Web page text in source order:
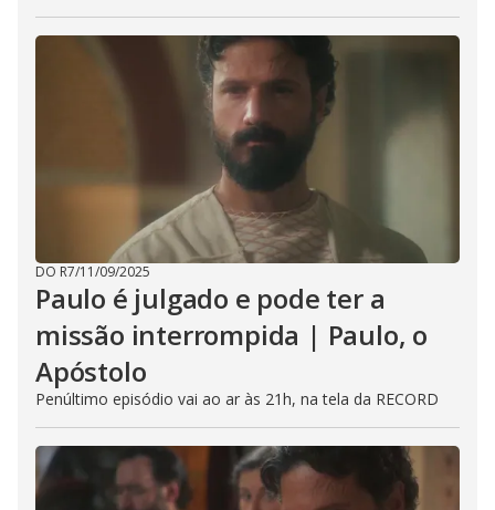
DO R7/11/09/2025
Paulo é julgado e pode ter a
missão interrompida | Paulo, o
Apóstolo
Penúltimo episódio vai ao ar às 21h, na tela da RECORD